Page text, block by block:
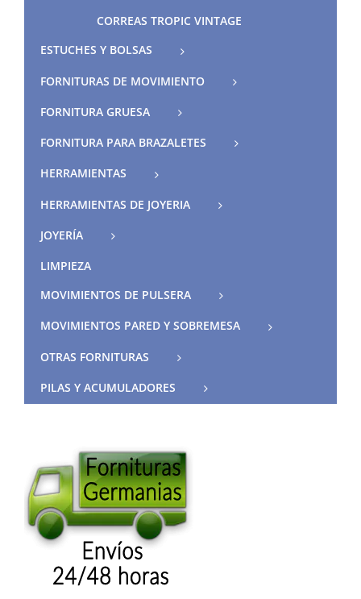
CORREAS TROPIC VINTAGE
ESTUCHES Y BOLSAS
FORNITURAS DE MOVIMIENTO
FORNITURA GRUESA
FORNITURA PARA BRAZALETES
HERRAMIENTAS
HERRAMIENTAS DE JOYERIA
JOYERÍA
LIMPIEZA
MOVIMIENTOS DE PULSERA
MOVIMIENTOS PARED Y SOBREMESA
OTRAS FORNITURAS
PILAS Y ACUMULADORES